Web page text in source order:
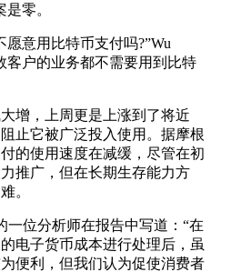
零。
意用比特币支付吗?”Wu
客户的业务都不需要用到比特
，上周更是上涨到了将近
止它被广泛投入使用。据摩根
的使用速度在减缓，尽管在初
推广，但在长期生存能力方
。
位分析师在报告中写道：“在
电子货币成本进行处理后，虽
便利，但我们认为促使消费者